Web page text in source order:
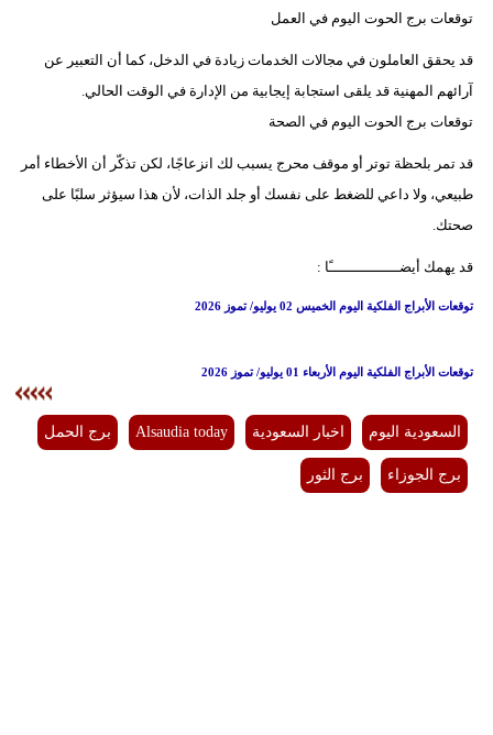
توقعات برج الحوت اليوم في العمل
قد يحقق العاملون في مجالات الخدمات زيادة في الدخل، كما أن التعبير عن
آرائهم المهنية قد يلقى استجابة إيجابية من الإدارة في الوقت الحالي.
توقعات برج الحوت اليوم في الصحة
قد تمر بلحظة توتر أو موقف محرج يسبب لك انزعاجًا، لكن تذكّر أن الأخطاء أمر
طبيعي، ولا داعي للضغط على نفسك أو جلد الذات، لأن هذا سيؤثر سلبًا على
صحتك.
قد يهمك أيضــــــــــــــــًا :
توقعات الأبراج الفلكية اليوم الخميس 02 يوليو/ تموز 2026
توقعات الأبراج الفلكية اليوم الأربعاء 01 يوليو/ تموز 2026
السعودية اليوم اخبار السعودية Alsaudia today برج الحمل
برج الجوزاء برج الثور